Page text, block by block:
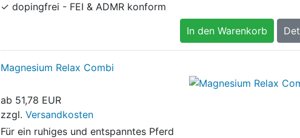
✓ dopingfrei - FEI & ADMR konform
In den Warenkorb
Magnesium Relax Combi
ab 51,78 EUR
zzgl. Versandkosten
Für ein ruhiges und entspanntes Pferd